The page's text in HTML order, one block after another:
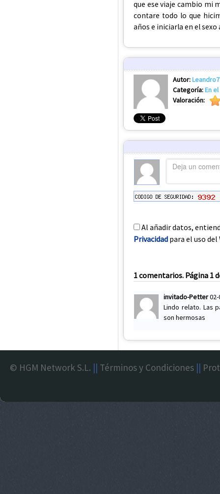
que ese viaje cambio mi
contare todo lo que
años e iniciarla en el
Autor:
Categoría:En
Valoración:
Al añadir datos,
Privacidad para el uso del
1 comentarios. Página 1
invitado-Petter02-
Lindo relato. Las
son hermosas
© HGM Network S.L. || Términos y Condiciones ||